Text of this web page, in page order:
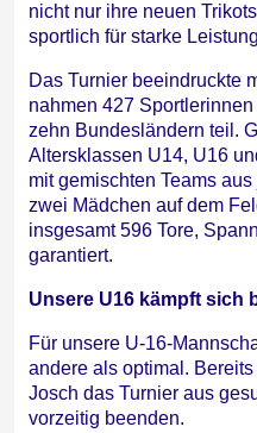
nicht nur ihre neuen
sportlich für starke
Das Turnier beeindruckte
nahmen 427
zehn Bundesländern teil.
Altersklassen U14, U16
mit gemischten Teams
zwei Mädchen auf dem
insgesamt 596 Tore,
garantiert.
Unsere U16 kämpft sich
Für unsere U-16-
andere als optimal.
Josch das Turnier aus
vorzeitig beenden.